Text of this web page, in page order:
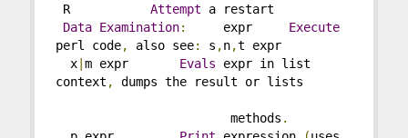
R Attempt a restart
Data Examination: expr Execute
perl code, also see: s ,n,t expr
x| m expr Evals expr in list
context , dumps the result or lists
methods .